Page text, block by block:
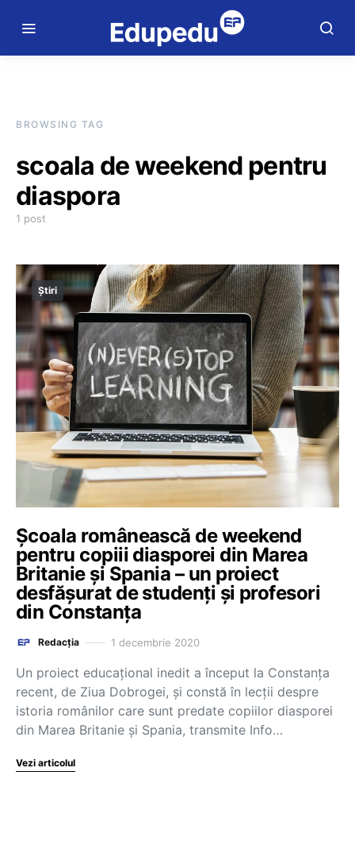
BROWSING TAG
scoala de weekend pentru
diaspora
1 post
Știri
Școala românească de weekend
pentru copiii diasporei din Marea
Britanie și Spania – un proiect
desfășurat de studenți și profesori
din Constanța
Redacția 1 decembrie 2020
Un proiect educațional inedit a început la Constanța
recent, de Ziua Dobrogei, și constă în lecții despre
istoria românilor care sunt predate copiilor diasporei
din Marea Britanie și Spania, transmite Info…
Vezi articolul